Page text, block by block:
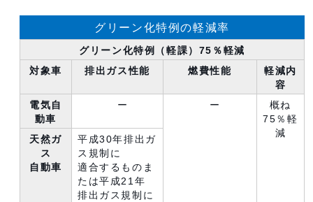
グリーン化特例の軽減率
グリーン化特例（軽課）75％軽減
対象車
排出ガス性能 燃費性能
軽減内
容
電気自
動車
ー ー
概ね
75％軽
減
天然ガ
ス
自動車
平成30年排出ガ
ス規制に
適合するものま
たは平成21年
排出ガス規制に